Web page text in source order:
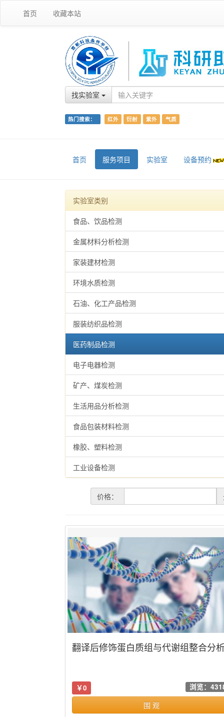
首页 收藏本站
找实验室
热门搜索： 红外 衍射 紫外 气质
首页 服务项目 实验室 设备预约
实验室类别
食品、饮品检测
金属材料分析检测
家装建材检测
环境水质检测
石油、化工产品检测
服装纺织品检测
医药制品检测
电子电器检测
矿产、煤炭检测
生活用品分析检测
食品包装材料检测
橡胶、塑料检测
工业设备检测
价格：
翻译后修饰蛋白质组与代谢组整合分
￥0 浏览：
围 观